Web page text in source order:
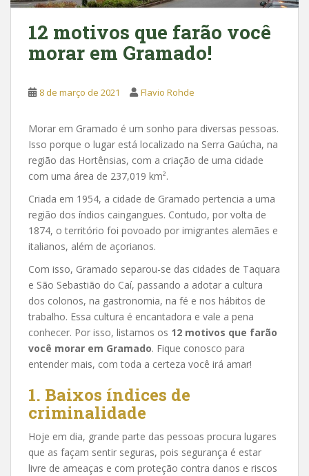
12 motivos que farão você
morar em Gramado!
8 de março de 2021 Flavio Rohde
Morar em Gramado é um sonho para diversas pessoas.
Isso porque o lugar está localizado na Serra Gaúcha, na
região das Hortênsias, com a criação de uma cidade
com uma área de 237,019 km².
Criada em 1954, a cidade de Gramado pertencia a uma
região dos índios caingangues. Contudo, por volta de
1874, o território foi povoado por imigrantes alemães e
italianos, além de açorianos.
Com isso, Gramado separou-se das cidades de Taquara
e São Sebastião do Caí, passando a adotar a cultura
dos colonos, na gastronomia, na fé e nos hábitos de
trabalho. Essa cultura é encantadora e vale a pena
conhecer. Por isso, listamos os 12 motivos que farão
você morar em Gramado. Fique conosco para
entender mais, com toda a certeza você irá amar!
1. Baixos índices de
criminalidade
Hoje em dia, grande parte das pessoas procura lugares
que as façam sentir seguras, pois segurança é estar
livre de ameaças e com proteção contra danos e riscos